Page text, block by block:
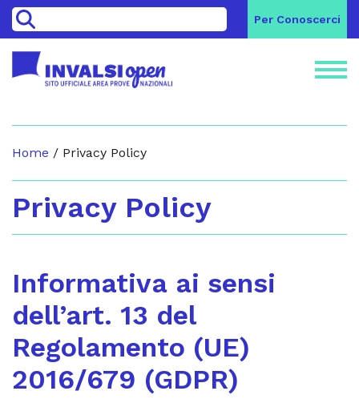
> Per Conoscerci
Home / Privacy Policy
Privacy Policy
Informativa ai sensi
dell’art. 13 del
Regolamento (UE)
2016/679 (GDPR)